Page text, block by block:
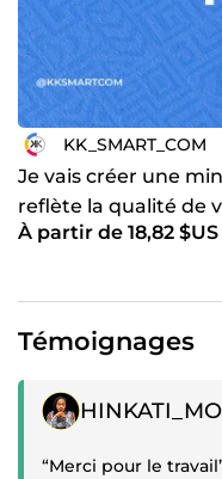
KK_SMART_COM
Je vais créer une
reflète la qualité de
À partir de 18,82 $US
Témoignages
Témoignage positif
“Merci pour le